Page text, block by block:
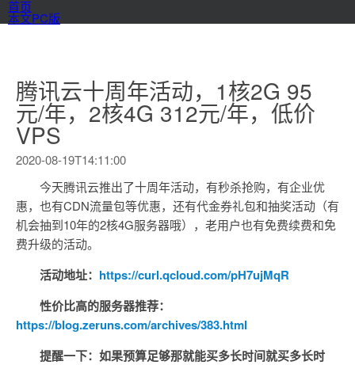
首页
本文PC版
腾讯云十周年活动，1核2G 95
元/年，2核4G 312元/年，低价
VPS
2020-08-19T14:11:00
今天腾讯云推出了十周年活动，有秒杀抢购，有企业优
惠，也有CDN流量包等优惠，还有代金券礼包和抽奖活动（有
机会抽到10年的2核4G服务器哦），老用户也有免费续费和免
费升级的活动。
活动地址： https://curl.qcloud.com/pH7ujMqR
性价比高的服务器推荐：
https://blog.zeruns.com/archives/383.html
提醒一下：如果预算足够那就能买多长时间就买多长时